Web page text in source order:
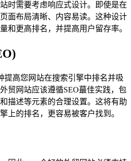
时需要考虑响应式设计。即使是在
面布局清晰、内容易读。这种设计
和更高排名，并提高用户留存率。
提高您网站在搜索引擎中排名并吸
贸网站应该遵循SEO蕞佳实践，包
描述等元素的合理设置。这将有助
上的排名，更容易被客户找到。